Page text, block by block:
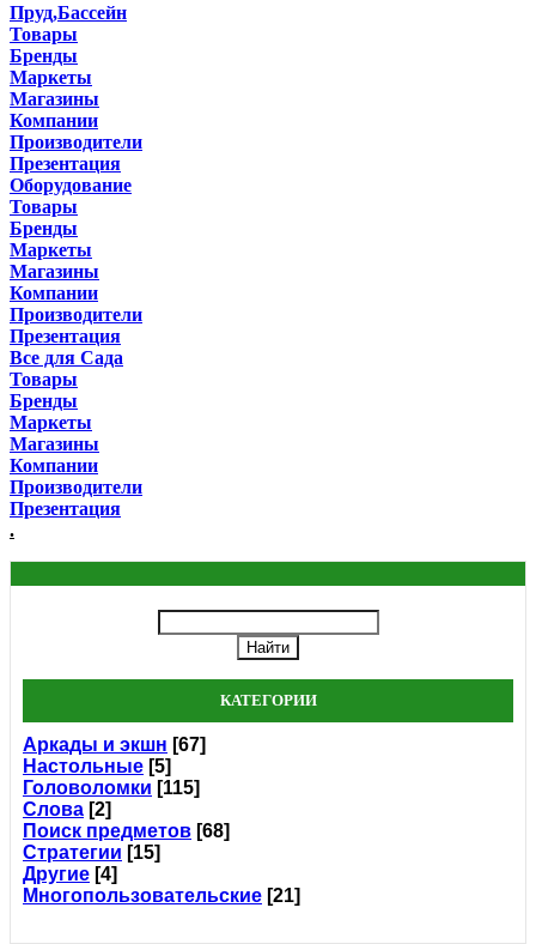
Пруд,Бассейн
Товары
Бренды
Маркеты
Магазины
Компании
Производители
Презентация
Оборудование
Товары
Бренды
Маркеты
Магазины
Компании
Производители
Презентация
Все для Сада
Товары
Бренды
Маркеты
Магазины
Компании
Производители
Презентация
.
КАТЕГОРИИ
Аркады и экшн [67]
Настольные [5]
Головоломки [115]
Слова [2]
Поиск предметов [68]
Стратегии [15]
Другие [4]
Многопользовательские [21]